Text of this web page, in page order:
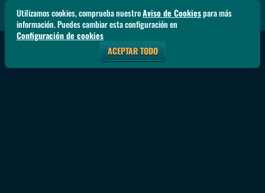
Utilizamos cookies, comprueba nuestroAviso de Cookiespara más
información. Puedes cambiar esta configuración en
Configuración de cookies
ACEPTAR TODO